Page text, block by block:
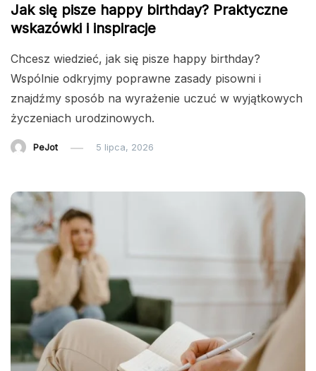
Jak się pisze happy birthday? Praktyczne
wskazówki i inspiracje
Chcesz wiedzieć, jak się pisze happy birthday?
Wspólnie odkryjmy poprawne zasady pisowni i
znajdźmy sposób na wyrażenie uczuć w wyjątkowych
życzeniach urodzinowych.
PeJot 5 lipca, 2026